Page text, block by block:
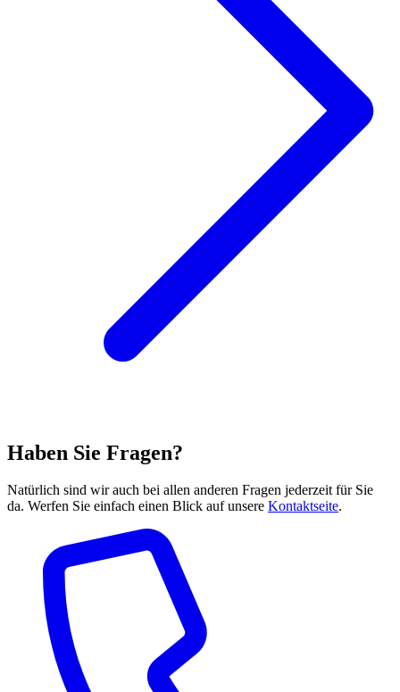
Haben Sie Fragen?
Natürlich sind wir auch bei allen anderen Fragen jederzeit für Sie
da. Werfen Sie einfach einen Blick auf unsere Kontaktseite.